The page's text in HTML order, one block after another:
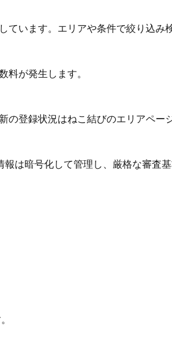
います。エリアや条件で絞り込み
料が発生します。
登録状況はねこ結びのエリアペー
は暗号化して管理し、厳格な審査基